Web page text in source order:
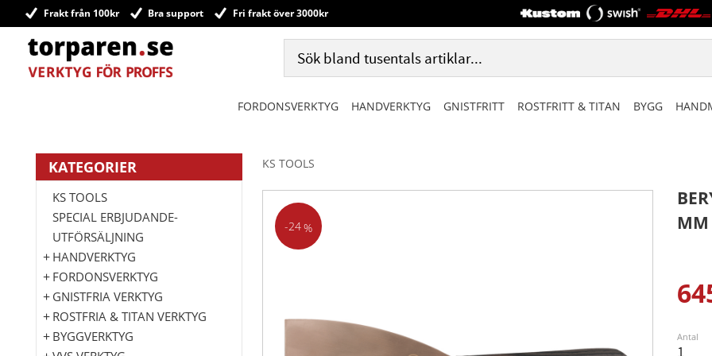
Frakt från 100kr Bra support Fri frakt över 3000kr
FORDONSVERKTYG HANDVERKTYG GNISTFRITT ROSTFRITT & TITAN BYGG
KS TOOLS
MM
24%
Antal
KATEGORIER
KS TOOLS
SPECIAL ERBJUDANDE-
UTFÖRSÄLJNING
HANDVERKTYG
FORDONSVERKTYG
GNISTFRIA VERKTYG
ROSTFRIA & TITAN VERKTYG
BYGGVERKTYG